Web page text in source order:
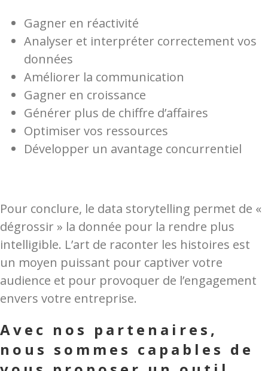
Gagner en réactivité
Analyser et interpréter correctement vos
données
Améliorer la communication
Gagner en croissance
Générer plus de chiffre d’affaires
Optimiser vos ressources
Développer un avantage concurrentiel
Pour conclure, le data storytelling permet de «
dégrossir » la donnée pour la rendre plus
intelligible. L’art de raconter les histoires est
un moyen puissant pour captiver votre
audience et pour provoquer de l’engagement
envers votre entreprise.
Avec nos partenaires,
nous sommes capables de